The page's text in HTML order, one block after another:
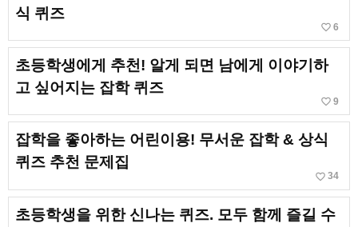
식 퀴즈
favorite_border 6
초등학생에게 추천! 알게 되면 남에게 이야기하
고 싶어지는 잡학 퀴즈
favorite_border 9
잡학을 좋아하는 어린이용! 무서운 잡학 & 상식
퀴즈 추천 문제집
favorite_border 34
초등학생을 위한 신나는 퀴즈. 모두 함께 즐길 수